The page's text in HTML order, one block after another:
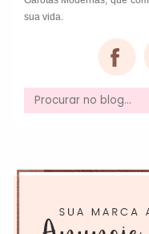
sua vida.